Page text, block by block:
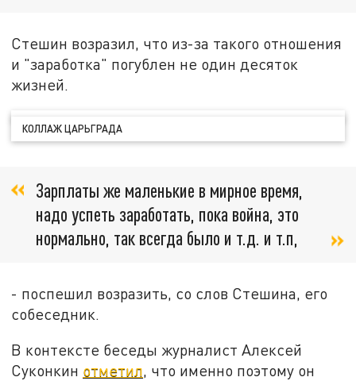
Стешин возразил, что из-за такого отношения
и "заработка" погублен не один десяток
жизней.
КОЛЛАЖ ЦАРЬГРАДА
Зарплаты же маленькие в мирное время,
надо успеть заработать, пока война, это
нормально, так всегда было и т.д. и т.п,
- поспешил возразить, со слов Стешина, его
собеседник.
В контексте беседы журналист Алексей
Суконкин отметил, что именно поэтому он